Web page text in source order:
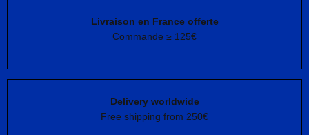
Livraison en France offerte
Commande ≥ 125€
Delivery worldwide
Free shipping from 250€